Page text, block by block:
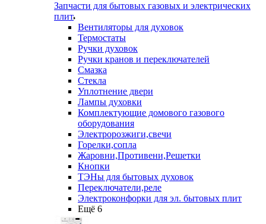
Запчасти для бытовых газовых и электрических
плит
Вентиляторы для духовок
Термостаты
Ручки духовок
Ручки кранов и переключателей
Смазка
Стекла
Уплотнение двери
Лампы духовки
Комплектующие домового газового
оборудования
Электророзжиги,свечи
Горелки,сопла
Жаровни,Противени,Решетки
Кнопки
ТЭНы для бытовых духовок
Переключатели,реле
Электроконфорки для эл. бытовых плит
Ещё 6